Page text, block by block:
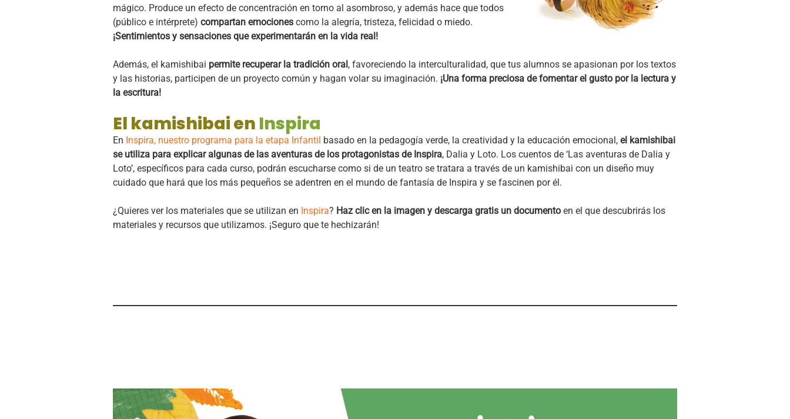
mágico. Produce un efecto de concentración en torno al asombroso, y además hace que todos
(público e intérprete) compartan emociones como la alegría, tristeza, felicidad o miedo.
¡Sentimientos y sensaciones que experimentarán en la vida real!
Además, el kamishibai permite recuperar la tradición oral, favoreciendo la interculturalidad, que tus alumnos se apasionan por los textos
y las historias, participen de un proyecto común y hagan volar su imaginación. ¡Una forma preciosa de fomentar el gusto por la lectura y
la escritura!
El kamishibai en Inspira
En Inspira, nuestro programa para la etapa Infantil basado en la pedagogía verde, la creatividad y la educación emocional, el kamishibai
se utiliza para explicar algunas de las aventuras de los protagonistas de Inspira, Dalia y Loto. Los cuentos de ‘Las aventuras de Dalia y
Loto’, específicos para cada curso, podrán escucharse como si de un teatro se tratara a través de un kamishibai con un diseño muy
cuidado que hará que los más pequeños se adentren en el mundo de fantasía de Inspira y se fascinen por él.
¿Quieres ver los materiales que se utilizan en Inspira? Haz clic en la imagen y descarga gratis un documento en el que descubrirás los
materiales y recursos que utilizamos. ¡Seguro que te hechizarán!